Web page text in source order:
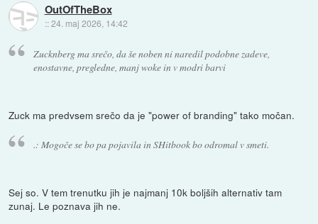
OutOfTheBox
::24. maj 2026, 14:42
Zucknberg ma srečo, da še noben ni naredil podobne zadeve,
enostavne, pregledne, manj woke in v modri barvi
Zuck ma predvsem srečo da je "power of branding" tako močan.
.: Mogoče se bo pa pojavila in SHitbook bo odromal v smeti.
Sej so. V tem trenutku jih je najmanj 10k boljših alternativ tam
zunaj. Le poznava jih ne.